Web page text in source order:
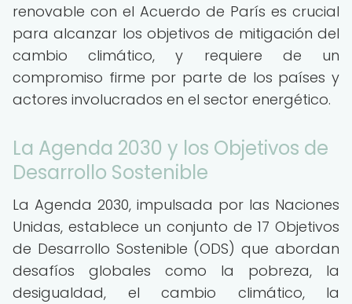
renovable con el Acuerdo de París es crucial
para alcanzar los objetivos de mitigación del
cambio climático, y requiere de un
compromiso firme por parte de los países y
actores involucrados en el sector energético.
La Agenda 2030 y los Objetivos de
Desarrollo Sostenible
La Agenda 2030, impulsada por las Naciones
Unidas, establece un conjunto de 17 Objetivos
de Desarrollo Sostenible (ODS) que abordan
desafíos globales como la pobreza, la
desigualdad, el cambio climático, la